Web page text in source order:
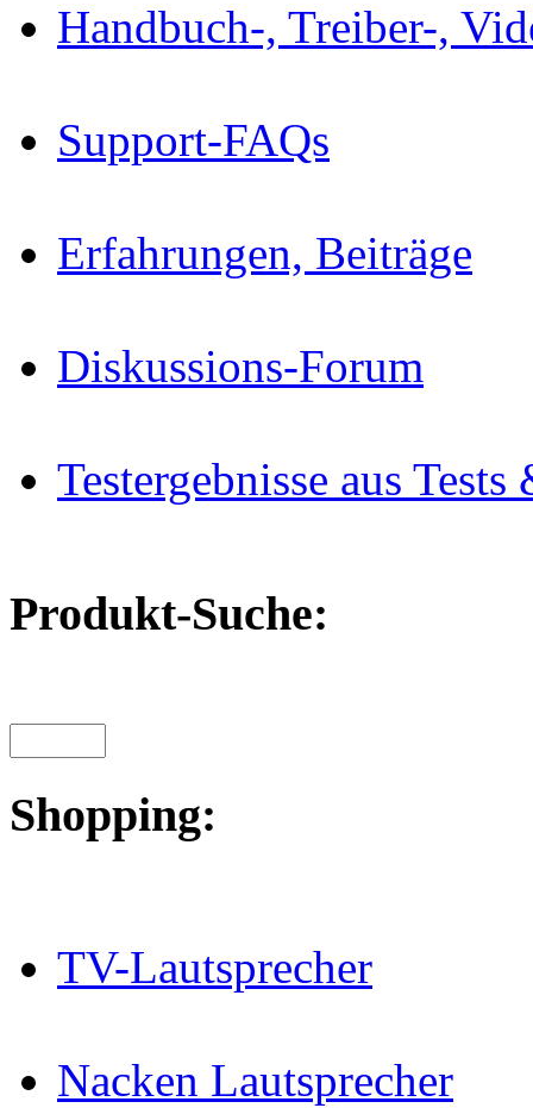
Handbuch-, Treiber-,
Support-FAQs
Erfahrungen, Beiträge
Diskussions-Forum
Testergebnisse aus
Produkt-Suche:
Shopping:
TV-Lautsprecher
Nacken Lautsprecher